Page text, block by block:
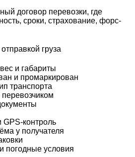
договор перевозки, где
сроки, страхование, форс-
груза
и габариты
и промаркирован
транспорта
GPS-контроль
у получателя
погодные условия